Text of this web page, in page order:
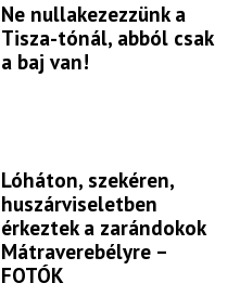
Ne nullakezezzünk a
Tisza-tónál, abból csak
a baj van!
Lóháton, szekéren,
huszárviseletben
érkeztek a zarándokok
Mátraverebélyre –
FOTÓK